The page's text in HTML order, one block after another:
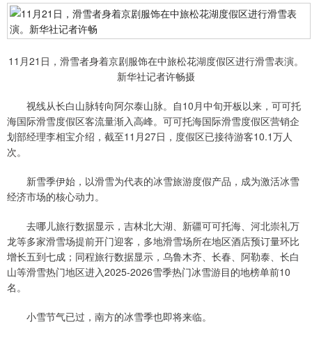
11月21日，滑雪者身着京剧服饰在中旅松花湖度假区进行滑雪表演。
新华社记者许畅摄
视线从长白山脉转向阿尔泰山脉。自10月中旬开板以来，可可托
海国际滑雪度假区客流量渐入高峰。可可托海国际滑雪度假区营销企
划部经理李相宝介绍，截至11月27日，度假区已接待游客10.1万人
次。
新雪季伊始，以滑雪为代表的冰雪旅游度假产品，成为激活冰雪
经济市场的核心动力。
去哪儿旅行数据显示，吉林北大湖、新疆可可托海、河北崇礼万
龙等多家滑雪场提前开门迎客，多地滑雪场所在地区酒店预订量环比
增长五到七成；同程旅行数据显示，乌鲁木齐、长春、阿勒泰、长白
山等滑雪热门地区进入2025-2026雪季热门冰雪游目的地榜单前10
名。
小雪节气已过，南方的冰雪季也即将来临。